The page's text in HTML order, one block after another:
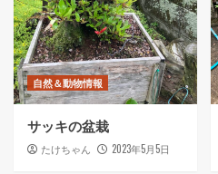
自然＆動物情報
サッキの盆栽
たけちゃん 2023年5月5日